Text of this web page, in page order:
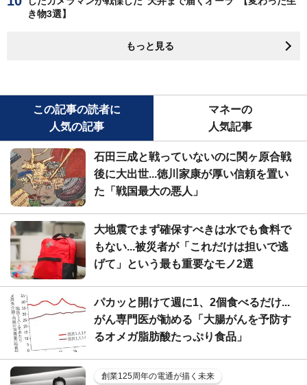
き物3選】
もっと見る
この記事の読者に
人気の記事
マネーの
人気記事
石田三成と戦っていないのに関ヶ原合戦
後に大出世...徳川家康が厚い信頼を置い
た「戦国最大の悪人」
大地震でまず確保すべきは水でも食料で
もない...被災者が「これだけは担いで逃
げて」という最も重要なモノ2選
パカッと開けて週に1、2個食べるだけ...
がん専門医が勧める「大腸がんを予防す
るオメガ脂肪酸たっぷり食品」
創業125周年の電通が描く未来